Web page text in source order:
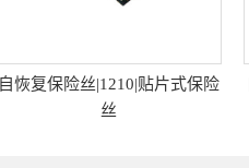
自恢复保险丝|1210|贴片式保险
丝